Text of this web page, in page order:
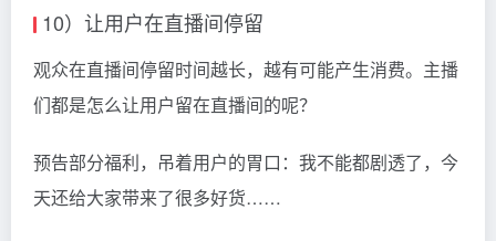
10）让用户在直播间停留
观众在直播间停留时间越长，越有可能产生消费。主播
们都是怎么让用户留在直播间的呢？
预告部分福利，吊着用户的胃口：我不能都剧透了，今
天还给大家带来了很多好货……